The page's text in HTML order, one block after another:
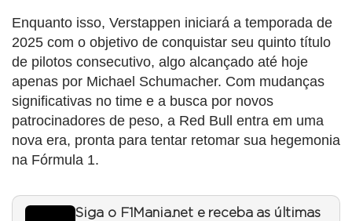
Enquanto isso, Verstappen iniciará a temporada de
2025 com o objetivo de conquistar seu quinto título
de pilotos consecutivo, algo alcançado até hoje
apenas por Michael Schumacher. Com mudanças
significativas no time e a busca por novos
patrocinadores de peso, a Red Bull entra em uma
nova era, pronta para tentar retomar sua hegemonia
na Fórmula 1.
Siga o F1Mania.net e receba as últimas